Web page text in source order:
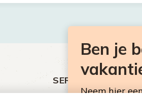
SERVICE
Ben je
Neem hier